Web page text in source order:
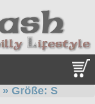
» Größe: S